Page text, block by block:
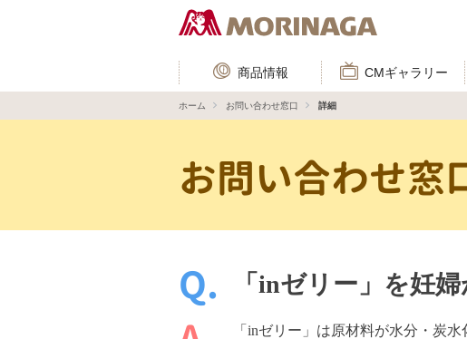
商品情報 CMギャラリー
ホーム お問い合わせ窓口 詳細
お問い合わせ窓
「inゼリー」を妊
「inゼリー」は原材料が水分・炭